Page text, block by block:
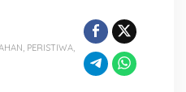
, PERISTIWA,